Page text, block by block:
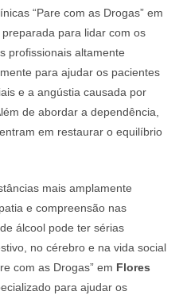
“Pare com as Drogas” em
para lidar com os
profissionais altamente
para ajudar os pacientes
e a angústia causada por
de abordar a dependência,
em restaurar o equilíbrio
mais amplamente
e compreensão nas
álcool pode ter sérias
no cérebro e na vida social
com as Drogas” em Flores
para ajudar os